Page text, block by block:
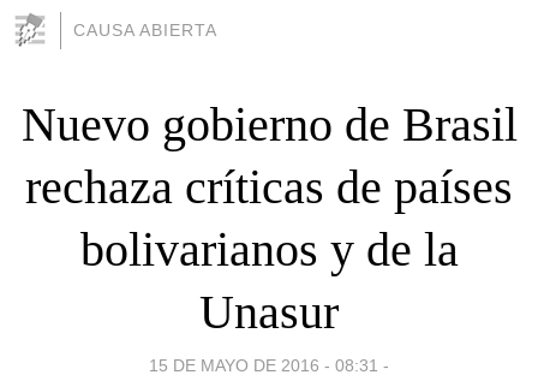
CAUSA ABIERTA
Nuevo gobierno de Brasil
rechaza críticas de países
bolivarianos y de la
Unasur
15 DE MAYO DE 2016 - 08:31 -